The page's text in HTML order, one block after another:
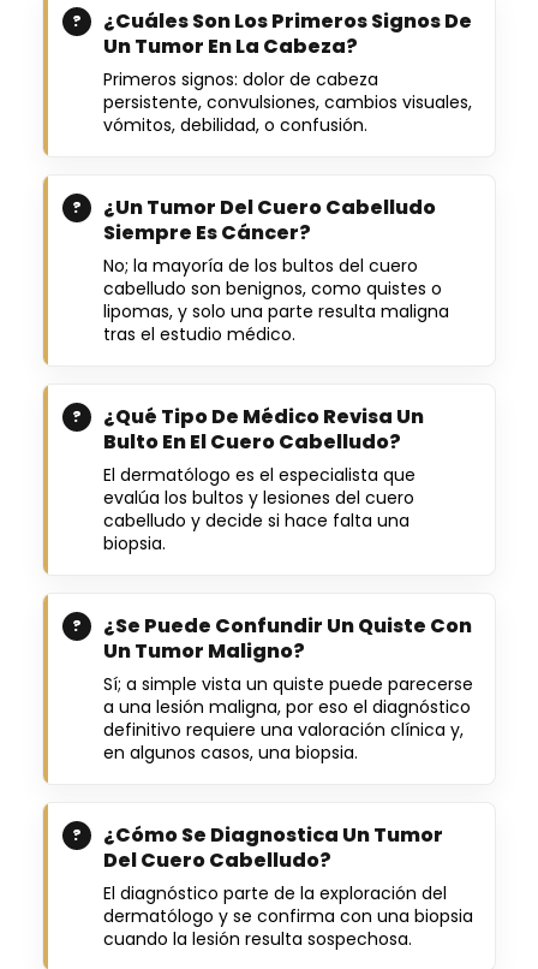
¿Cuáles Son Los Primeros Signos De
Un Tumor En La Cabeza?
Primeros signos: dolor de cabeza
persistente, convulsiones, cambios visuales,
vómitos, debilidad, o confusión.
¿Un Tumor Del Cuero Cabelludo
Siempre Es Cáncer?
No; la mayoría de los bultos del cuero
cabelludo son benignos, como quistes o
lipomas, y solo una parte resulta maligna
tras el estudio médico.
¿Qué Tipo De Médico Revisa Un
Bulto En El Cuero Cabelludo?
El dermatólogo es el especialista que
evalúa los bultos y lesiones del cuero
cabelludo y decide si hace falta una
biopsia.
¿Se Puede Confundir Un Quiste Con
Un Tumor Maligno?
Sí; a simple vista un quiste puede parecerse
a una lesión maligna, por eso el diagnóstico
definitivo requiere una valoración clínica y,
en algunos casos, una biopsia.
¿Cómo Se Diagnostica Un Tumor
Del Cuero Cabelludo?
El diagnóstico parte de la exploración del
dermatólogo y se confirma con una biopsia
cuando la lesión resulta sospechosa.